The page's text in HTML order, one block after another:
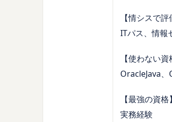
【情シスで
ITパス、情報
【使わない資
OracleJava、
【最強の資格】
実務経験